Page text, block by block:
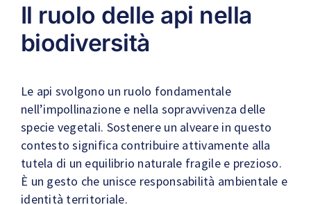
Il ruolo delle api nella
biodiversità
Le api svolgono un ruolo fondamentale
nell’impollinazione e nella sopravvivenza delle
specie vegetali. Sostenere un alveare in questo
contesto significa contribuire attivamente alla
tutela di un equilibrio naturale fragile e prezioso.
È un gesto che unisce responsabilità ambientale e
identità territoriale.